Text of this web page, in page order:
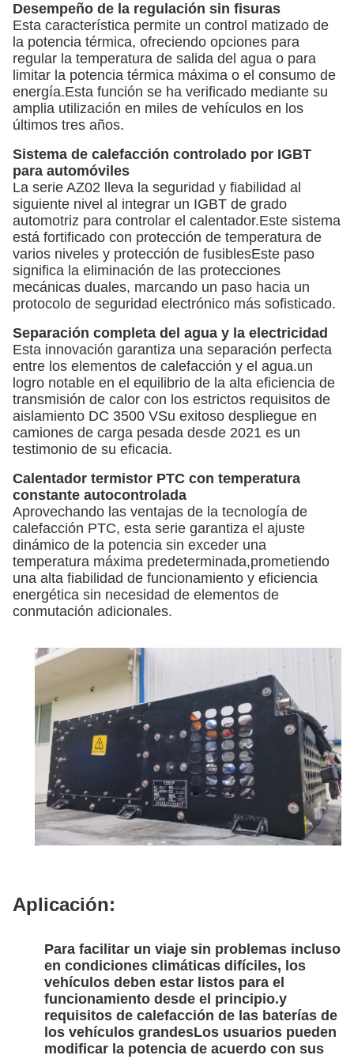
Desempeño de la regulación sin fisuras
Esta característica permite un control matizado de
la potencia térmica, ofreciendo opciones para
regular la temperatura de salida del agua o para
limitar la potencia térmica máxima o el consumo de
energía.Esta función se ha verificado mediante su
amplia utilización en miles de vehículos en los
últimos tres años.
Sistema de calefacción controlado por IGBT
para automóviles
La serie AZ02 lleva la seguridad y fiabilidad al
siguiente nivel al integrar un IGBT de grado
automotriz para controlar el calentador.Este sistema
está fortificado con protección de temperatura de
varios niveles y protección de fusiblesEste paso
significa la eliminación de las protecciones
mecánicas duales, marcando un paso hacia un
protocolo de seguridad electrónico más sofisticado.
Separación completa del agua y la electricidad
Esta innovación garantiza una separación perfecta
entre los elementos de calefacción y el agua.un
logro notable en el equilibrio de la alta eficiencia de
transmisión de calor con los estrictos requisitos de
aislamiento DC 3500 VSu exitoso despliegue en
camiones de carga pesada desde 2021 es un
testimonio de su eficacia.
Calentador termistor PTC con temperatura
constante autocontrolada
Aprovechando las ventajas de la tecnología de
calefacción PTC, esta serie garantiza el ajuste
dinámico de la potencia sin exceder una
temperatura máxima predeterminada,prometiendo
una alta fiabilidad de funcionamiento y eficiencia
energética sin necesidad de elementos de
conmutación adicionales.
Aplicación:
Para facilitar un viaje sin problemas incluso
en condiciones climáticas difíciles, los
vehículos deben estar listos para el
funcionamiento desde el principio.y
requisitos de calefacción de las baterías de
los vehículos grandesLos usuarios pueden
modificar la potencia de acuerdo con sus